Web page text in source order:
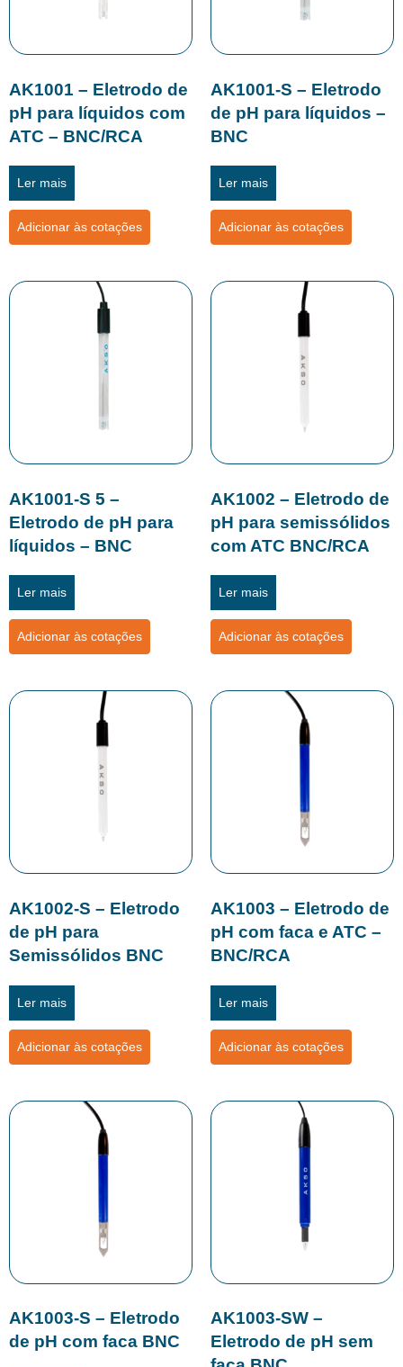
AK1001 – Eletrodo de
pH para líquidos com
ATC – BNC/RCA
Ler mais
Adicionar às cotações
AK1001-S – Eletrodo
de pH para líquidos –
BNC
Ler mais
Adicionar às cotações
AK1001-S 5 –
Eletrodo de pH para
líquidos – BNC
Ler mais
Adicionar às cotações
AK1002 – Eletrodo de
pH para semissólidos
com ATC BNC/RCA
Ler mais
Adicionar às cotações
AK1002-S – Eletrodo
de pH para
Semissólidos BNC
Ler mais
Adicionar às cotações
AK1003 – Eletrodo de
pH com faca e ATC –
BNC/RCA
Ler mais
Adicionar às cotações
AK1003-S – Eletrodo
de pH com faca BNC
AK1003-SW –
Eletrodo de pH sem